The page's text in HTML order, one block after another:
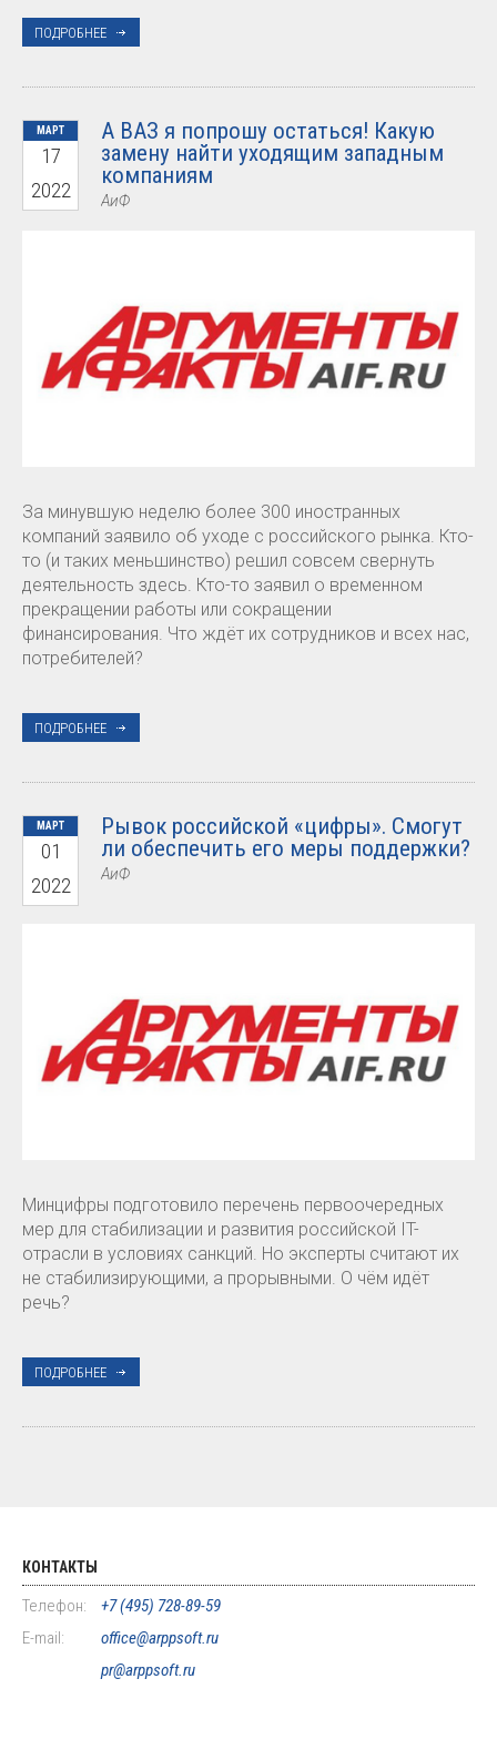
ПОДРОБНЕЕ
МАРТ
17
2022
А ВАЗ я попрошу остаться! Какую
замену найти уходящим западным
компаниям
АиФ
За минувшую неделю более 300 иностранных
компаний заявило об уходе с российского рынка. Кто-
то (и таких меньшинство) решил совсем свернуть
деятельность здесь. Кто-то заявил о временном
прекращении работы или сокращении
финансирования. Что ждёт их сотрудников и всех нас,
потребителей?
ПОДРОБНЕЕ
МАРТ
01
2022
Рывок российской «цифры». Смогут
ли обеспечить его меры поддержки?
АиФ
Минцифры подготовило перечень первоочередных
мер для стабилизации и развития российской IT-
отрасли в условиях санкций. Но эксперты считают их
не стабилизирующими, а прорывными. О чём идёт
речь?
ПОДРОБНЕЕ
КОНТАКТЫ
Телефон:
+7 (495) 728-89-59
E-mail:
office@arppsoft.ru
pr@arppsoft.ru